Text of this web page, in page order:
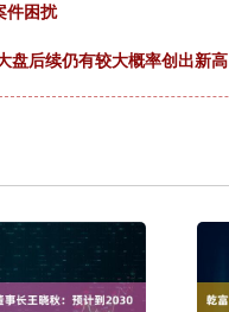
件困扰
盘后续仍有较大概率创出新高